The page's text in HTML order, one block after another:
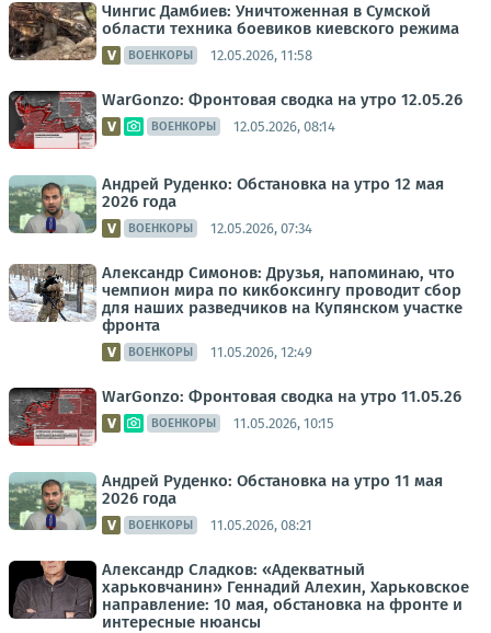
Чингис Дамбиев: Уничтоженная в Сумской
области техника боевиков киевского режима
ВОЕНКОРЫ 12.05.2026, 11:58
WarGonzo: Фронтовая сводка на утро 12.05.26
ВОЕНКОРЫ 12.05.2026, 08:14
Андрей Руденко: Обстановка на утро 12 мая
2026 года
ВОЕНКОРЫ 12.05.2026, 07:34
Александр Симонов: Друзья, напоминаю, что
чемпион мира по кикбоксингу проводит сбор
для наших разведчиков на Купянском участке
фронта
ВОЕНКОРЫ 11.05.2026, 12:49
WarGonzo: Фронтовая сводка на утро 11.05.26
ВОЕНКОРЫ 11.05.2026, 10:15
Андрей Руденко: Обстановка на утро 11 мая
2026 года
ВОЕНКОРЫ 11.05.2026, 08:21
Александр Сладков: «Адекватный
харьковчанин» Геннадий Алехин, Харьковское
направление: 10 мая, обстановка на фронте и
интересные нюансы